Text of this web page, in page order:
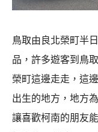
鳥取由良北榮町半
品，許多遊客到鳥
榮町這邊走走，這
出生的地方，地方
讓喜歡柯南的朋友